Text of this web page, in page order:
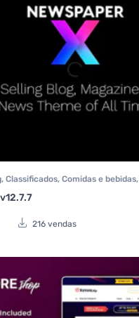
, Classificados, Comidas e bebidas,
, Elementor Pro
216 vendas